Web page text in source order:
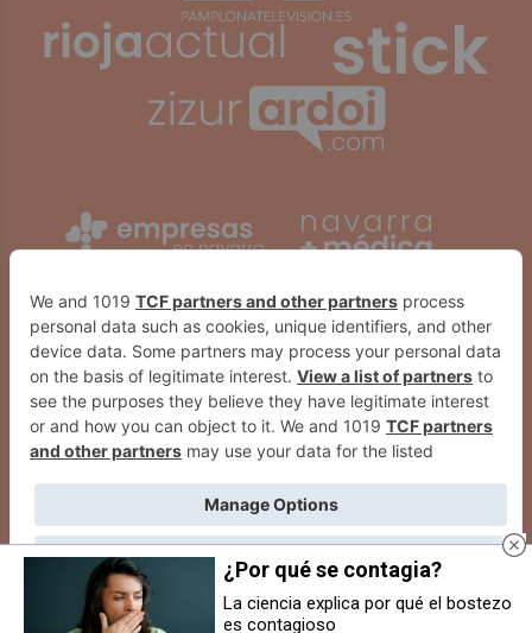
¿Por qué se contagia?
La ciencia explica por qué el bostezo
es contagioso